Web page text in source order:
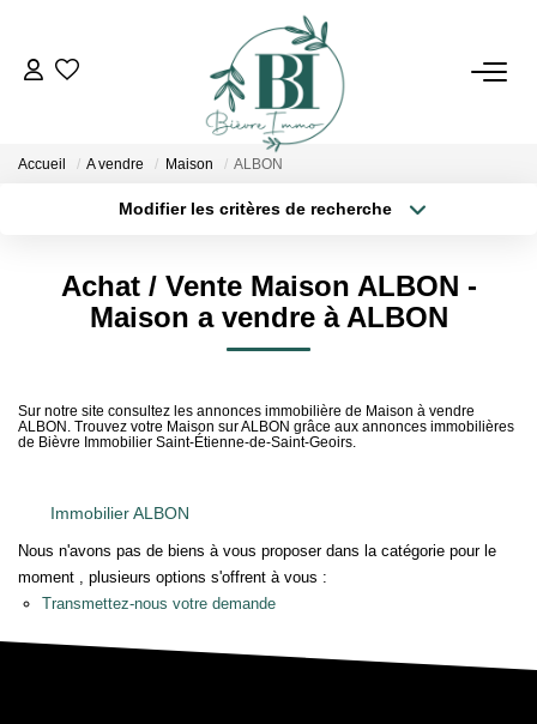
ACHETER
L'AGENCE
Nos Services
Accueil A vendre Maison ALBON
Modifier les critères de recherche
Surface min Budget max
Achat / Vente Maison ALBON -
Maison a vendre à ALBON
Sur notre site consultez les annonces immobilière de Maison à vendre
ALBON. Trouvez votre Maison sur ALBON grâce aux annonces immobilières
de Bièvre Immobilier Saint-Étienne-de-Saint-Geoirs.
Immobilier ALBON
Nous n'avons pas de biens à vous proposer dans la catégorie pour le
moment , plusieurs options s'offrent à vous :
Transmettez-nous votre demande